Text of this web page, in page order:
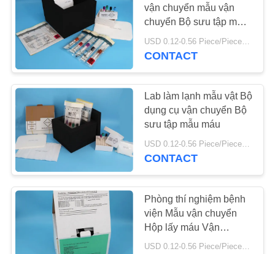
LIÊN
HỆ
CHÚNG
TÔI
YÊU
CẦU
BÁO
GIÁ
Túi thấm
10
Bộ dụng cụ vận
chuyển
vận chuyển mẫu vận
chuyển Bộ sưu tập mẫu
và vận chuyển
CONTACT
Lab làm lạnh mẫu vật Bộ
dụng cụ vận chuyển Bộ
sưu tập mẫu máu
USD 0.12-0.56 Piece/Pieces MOQ:2500 chiếc / thùng
CONTACT
Phòng thí nghiệm bệnh
viện Mẫu vận chuyển
Hộp lấy máu Vận
chuyển mẫu
USD 0.12-0.56 Piece/Pieces MOQ:2500 chiếc / thùng